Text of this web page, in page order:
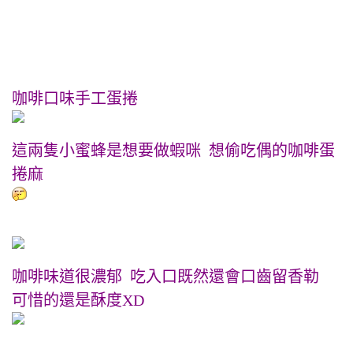
咖啡口味手工蛋捲
這兩隻小蜜蜂是想要做蝦咪 想偷吃偶的咖啡蛋
捲麻
咖啡味道很濃郁 吃入口既然還會口齒留香勒
可惜的還是酥度XD